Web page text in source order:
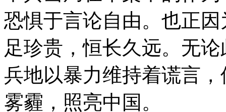
恐惧于言论自由。也正
足珍贵，恒长久远。无
兵地以暴力维持着谎言
雾霾，照亮中国。